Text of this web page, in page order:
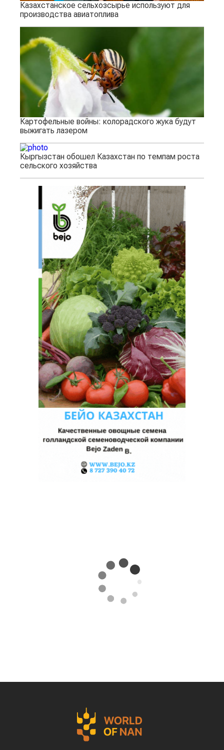
Казахстанское сельхозсырье используют для
производства авиатоплива
Картофельные войны: колорадского жука будут
выжигать лазером
Кыргызстан обошел Казахстан по темпам роста
сельского хозяйства